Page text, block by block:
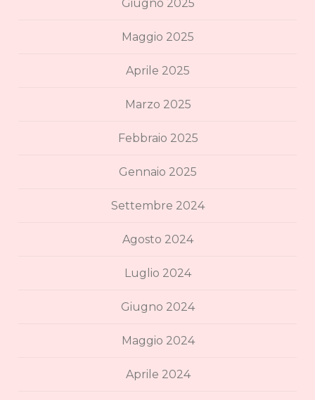
Giugno 2025
Maggio 2025
Aprile 2025
Marzo 2025
Febbraio 2025
Gennaio 2025
Settembre 2024
Agosto 2024
Luglio 2024
Giugno 2024
Maggio 2024
Aprile 2024